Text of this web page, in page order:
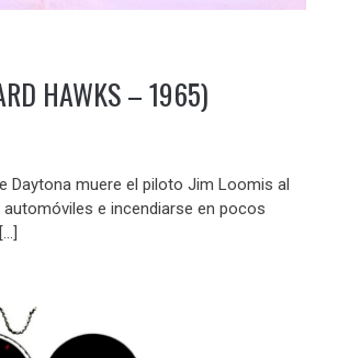
HAWKS – 1965)
Daytona muere el piloto Jim Loomis al
e incendiarse en pocos